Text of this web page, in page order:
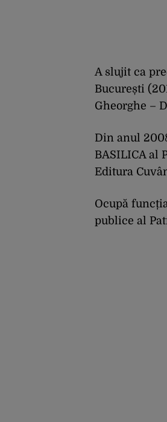
A slujit ca
București
Gheorghe –
Din anul
BASILICA al
Editura
Ocupă
publice al